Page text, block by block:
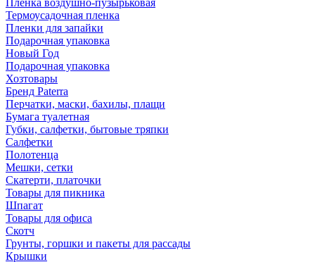
Пленка воздушно-пузырьковая
Термоусадочная пленка
Пленки для запайки
Подарочная упаковка
Новый Год
Подарочная упаковка
Хозтовары
Бренд Paterra
Перчатки, маски, бахилы, плащи
Бумага туалетная
Губки, салфетки, бытовые тряпки
Салфетки
Полотенца
Мешки, сетки
Скатерти, платочки
Товары для пикника
Шпагат
Товары для офиса
Скотч
Грунты, горшки и пакеты для рассады
Крышки